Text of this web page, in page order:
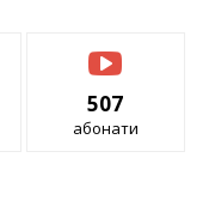
507
абонати